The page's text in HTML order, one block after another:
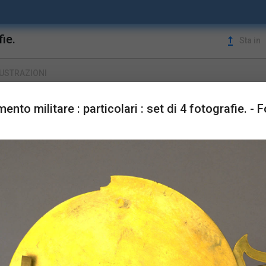
upgrade Sta in
militare : particolari : set di 4 fotografie. -